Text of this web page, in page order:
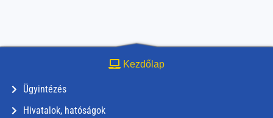
Kezdőlap
Ügyintézés
Hivatalok, hatóságok